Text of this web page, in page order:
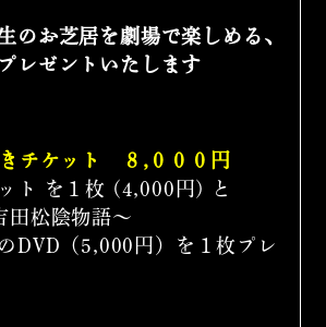
のお芝居を劇場で楽しめる、
レゼントいたします
チケット ８,０００円
ト を１枚 (4,000円) と
田松陰物語～
DVD（5,000円）を１枚プレ